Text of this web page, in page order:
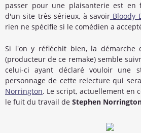
passer pour une plaisanterie est en
d'un site très sérieux, à savoir Bloody
rien ne spécifie si le comédien a
Si l'on y réfléchit bien, la démarche
(producteur de ce remake) semble
celui-ci ayant déclaré vouloir une
personnage de cette relecture qui
Norrington. Le script, actuellement en
le fuit du travail de Stephen